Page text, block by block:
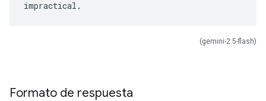
(gemini-2.5-flash)
Formato de respuesta